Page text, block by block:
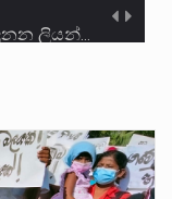
උපරිමාධිකරණ විනිශ්චයකාරවරුන්ගේ හා ඉන් පහළ විනිශ්චයකාරවරුන්ගේ විශ්‍රාම වයස දීර්ඝ කිරීම සඳහා සකස් කර ඇති විසිදෙවන…